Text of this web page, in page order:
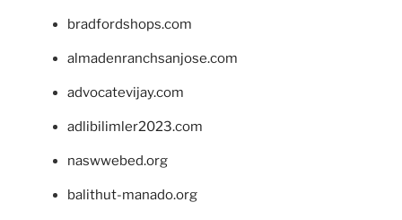
bradfordshops.com
almadenranchsanjose.com
advocatevijay.com
adlibilimler2023.com
naswwebed.org
balithut-manado.org